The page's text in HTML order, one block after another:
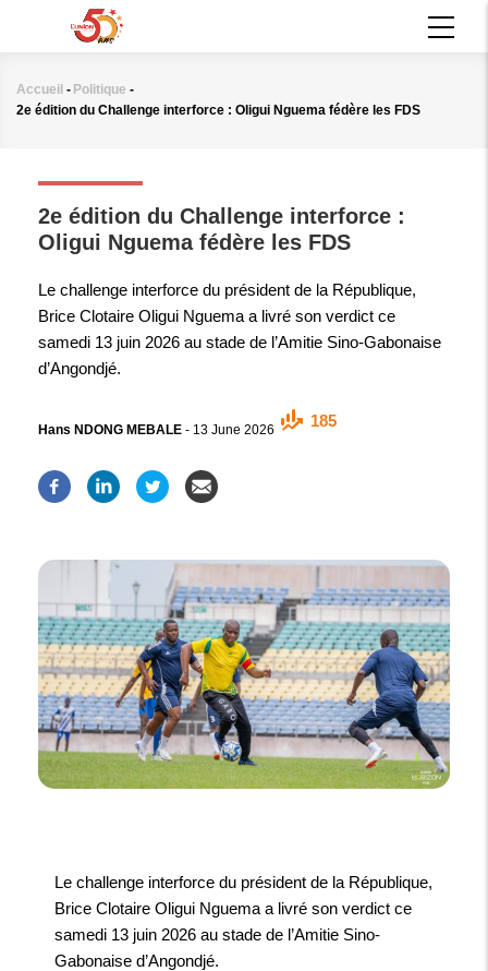
principal
Fil
Accueil - Politique -
2e édition du Challenge interforce : Oligui Nguema fédère les FDS
2e édition du Challenge interforce :
Oligui Nguema fédère les FDS
Le challenge interforce du président de la République,
Brice Clotaire Oligui Nguema a livré son verdict ce
samedi 13 juin 2026 au stade de l’Amitie Sino-Gabonaise
d’Angondjé.
Hans NDONG MEBALE - 13 June 2026
185
Le challenge interforce du président de la République,
Brice Clotaire Oligui Nguema a livré son verdict ce
samedi 13 juin 2026 au stade de l’Amitie Sino-
Gabonaise d’Angondjé.